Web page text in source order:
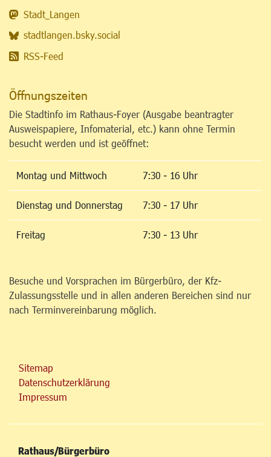
Stadt_Langen
stadtlangen.bsky.social
RSS-Feed
Öffnungszeiten
Die Stadtinfo im Rathaus-Foyer (Ausgabe beantragter
Ausweispapiere, Infomaterial, etc.) kann ohne Termin
besucht werden und ist geöffnet:
Montag und Mittwoch 7:30 - 16 Uhr
Dienstag und Donnerstag 7:30 - 17 Uhr
Freitag 7:30 - 13 Uhr
Besuche und Vorsprachen im Bürgerbüro, der Kfz-
Zulassungsstelle und in allen anderen Bereichen sind nur
nach Terminvereinbarung möglich.
Sitemap
Datenschutzerklärung
Impressum
Rathaus/Bürgerbüro